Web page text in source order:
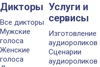
Дикторы
Все дикторы
Мужские
голоса
Женские
голоса
Услуги и
сервисы
Изготовление
аудиороликов
Сценарии
аудиороликов